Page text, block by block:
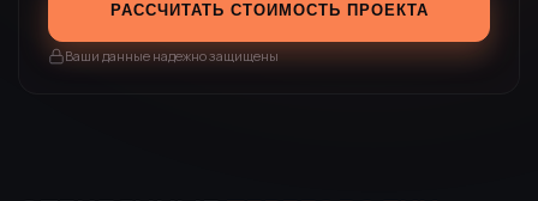
РАССЧИТАТЬ СТОИМОСТЬ ПРОЕКТА
Ваши данные надежно защищены